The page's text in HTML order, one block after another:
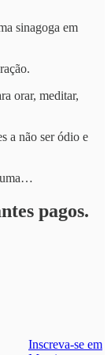
sinagoga em
orar, meditar,
a não ser ódio e
uma…
pagos.
Inscreva-se em